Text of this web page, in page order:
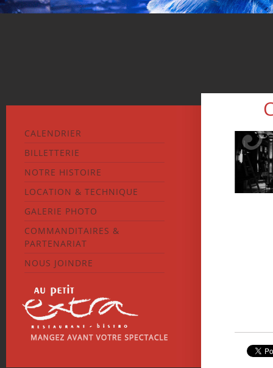
CALENDRIER
BILLETTERIE
NOTRE HISTOIRE
LOCATION & TECHNIQUE
GALERIE PHOTO
COMMANDITAIRES &
PARTENARIAT
NOUS JOINDRE